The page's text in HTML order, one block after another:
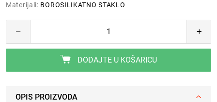
Materijali: BOROSILIKATNO STAKLO
DODAJTE U KOŠARICU
OPIS PROIZVODA